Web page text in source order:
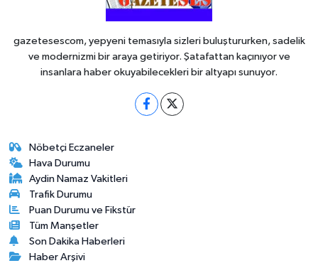
gazetesescom, yepyeni temasıyla sizleri buluştururken, sadelik
ve modernizmi bir araya getiriyor. Şatafattan kaçınıyor ve
insanlara haber okuyabilecekleri bir altyapı sunuyor.
Nöbetçi Eczaneler
Hava Durumu
Aydin Namaz Vakitleri
Trafik Durumu
Puan Durumu ve Fikstür
Tüm Manşetler
Son Dakika Haberleri
Haber Arşivi